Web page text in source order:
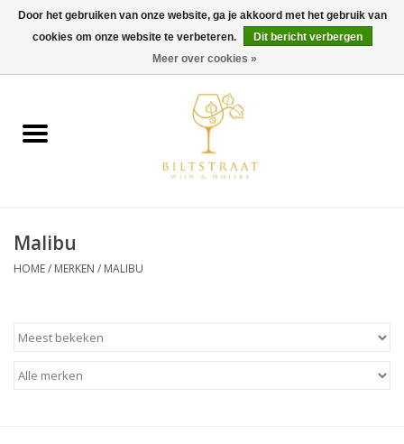
0 Artikelen - €0,00
Wijn
Gin & Tonic
Gedestilleerd
Malibu
HOME/ MERKEN / MALIBU
Door het gebruiken van onze website, ga je akkoord met het gebruik van
cookies om onze website te verbeteren.
Dit bericht verbergen
Meer over cookies »